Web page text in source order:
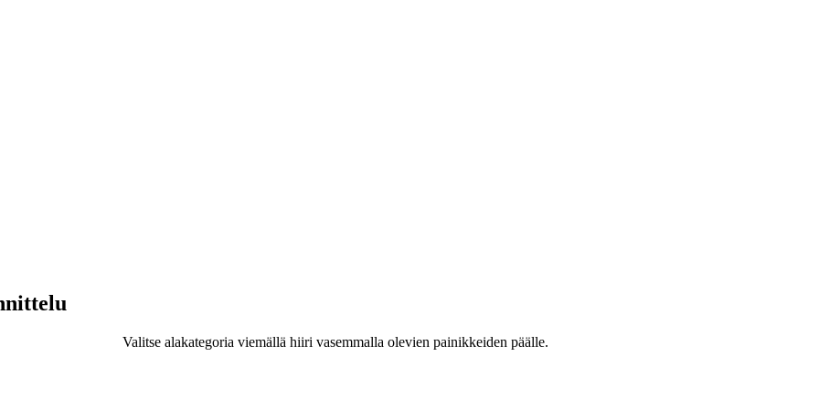
Valitse alakategoria viemällä hiiri vasemmalla olevien painikkeiden päälle.